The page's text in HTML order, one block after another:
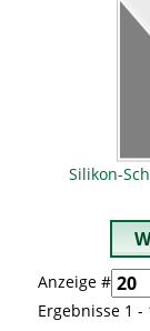
Silikon-
Anzeige #
Ergebnisse 1 -